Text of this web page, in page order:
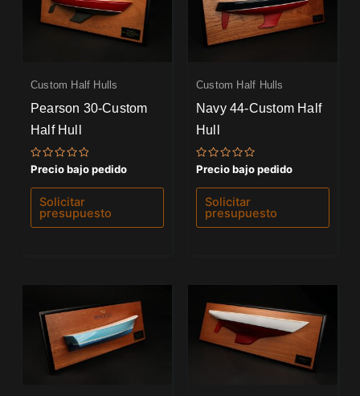
Custom Half Hulls
Pearson 30-Custom
Half Hull
Valorado
con
0
de
Precio bajo pedido
Solicitar
presupuesto
Custom Half Hulls
Navy 44-Custom Half
Hull
Valorado
con
0
de
Precio bajo pedido
Solicitar
presupuesto